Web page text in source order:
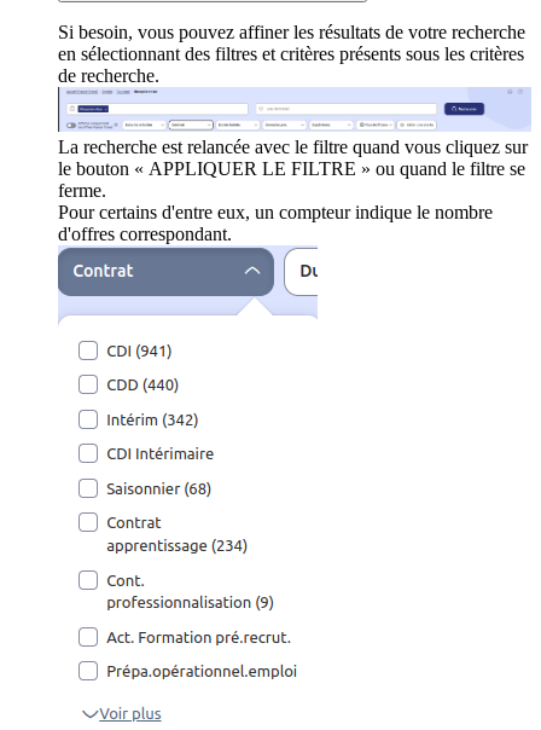
Si besoin, vous pouvez affiner les résultats de votre recherche
en sélectionnant des filtres et critères présents sous les critères
de recherche.
La recherche est relancée avec le filtre quand vous cliquez sur
le bouton « APPLIQUER LE FILTRE » ou quand le filtre se
ferme.
Pour certains d'entre eux, un compteur indique le nombre
d'offres correspondant.